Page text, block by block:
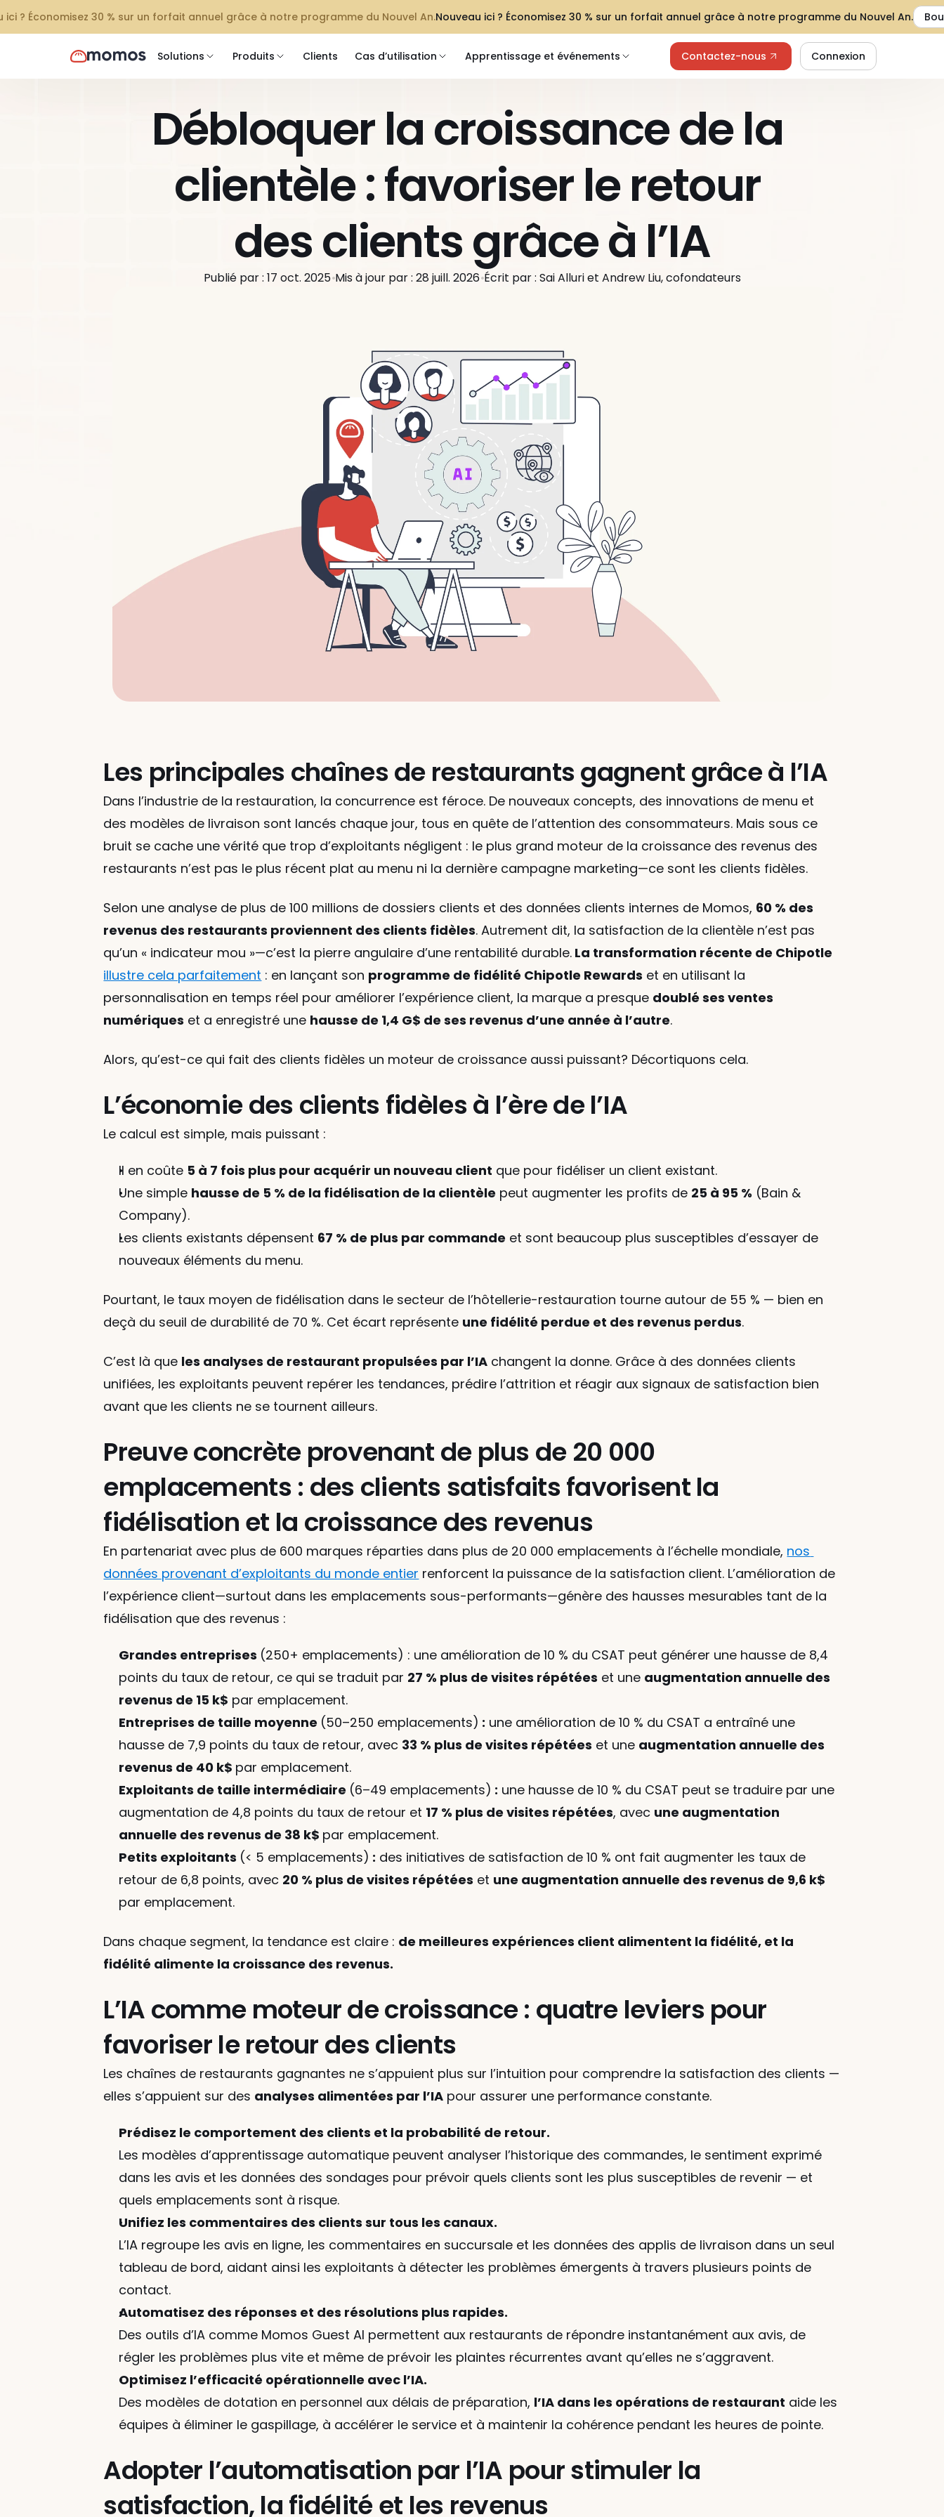
Débloquer la croissance de la
clientèle : favoriser le retour
des clients grâce à l’IA
Publié par : 17 oct. 2025 Mis à jour par : 28 juill. 2026 Écrit par : Sai Alluri et Andrew Liu, cofondateurs
Les principales chaînes de restaurants gagnent grâce à l’IA
Dans l’industrie de la restauration, la concurrence est féroce. De nouveaux concepts, des innovations de menu et
des modèles de livraison sont lancés chaque jour, tous en quête de l’attention des consommateurs. Mais sous ce
bruit se cache une vérité que trop d’exploitants négligent : le plus grand moteur de la croissance des revenus des
restaurants n’est pas le plus récent plat au menu ni la dernière campagne marketing—ce sont les clients fidèles.
Selon une analyse de plus de 100 millions de dossiers clients et des données clients internes de Momos, 60 % des
revenus des restaurants proviennent des clients fidèles. Autrement dit, la satisfaction de la clientèle n’est pas
qu’un « indicateur mou »—c’est la pierre angulaire d’une rentabilité durable. La transformation récente de Chipotle
illustre cela parfaitement : en lançant son programme de fidélité Chipotle Rewards et en utilisant la
personnalisation en temps réel pour améliorer l’expérience client, la marque a presque doublé ses ventes
numériques et a enregistré une hausse de 1,4 G$ de ses revenus d’une année à l’autre.
Alors, qu’est-ce qui fait des clients fidèles un moteur de croissance aussi puissant? Décortiquons cela.
L’économie des clients fidèles à l’ère de l’IA
Le calcul est simple, mais puissant :
Il en coûte 5 à 7 fois plus pour acquérir un nouveau client que pour fidéliser un client existant.
Une simple hausse de 5 % de la fidélisation de la clientèle peut augmenter les profits de 25 à 95 % (Bain &
Company).
Les clients existants dépensent 67 % de plus par commande et sont beaucoup plus susceptibles d’essayer de
nouveaux éléments du menu.
Pourtant, le taux moyen de fidélisation dans le secteur de l’hôtellerie-restauration tourne autour de 55 % — bien en
deçà du seuil de durabilité de 70 %. Cet écart représente une fidélité perdue et des revenus perdus.
C’est là que les analyses de restaurant propulsées par l’IA changent la donne. Grâce à des données clients
unifiées, les exploitants peuvent repérer les tendances, prédire l’attrition et réagir aux signaux de satisfaction bien
avant que les clients ne se tournent ailleurs.
Preuve concrète provenant de plus de 20 000
emplacements : des clients satisfaits favorisent la
fidélisation et la croissance des revenus
En partenariat avec plus de 600 marques réparties dans plus de 20 000 emplacements à l’échelle mondiale, nos
données provenant d’exploitants du monde entier renforcent la puissance de la satisfaction client. L’amélioration de
l’expérience client—surtout dans les emplacements sous-performants—génère des hausses mesurables tant de la
fidélisation que des revenus :
Grandes entreprises (250+ emplacements) : une amélioration de 10 % du CSAT peut générer une hausse de 8,4
points du taux de retour, ce qui se traduit par 27 % plus de visites répétées et une augmentation annuelle des
revenus de 15 k$ par emplacement.
Entreprises de taille moyenne (50–250 emplacements) : une amélioration de 10 % du CSAT a entraîné une
hausse de 7,9 points du taux de retour, avec 33 % plus de visites répétées et une augmentation annuelle des
revenus de 40 k$ par emplacement.
Exploitants de taille intermédiaire (6–49 emplacements) : une hausse de 10 % du CSAT peut se traduire par une
augmentation de 4,8 points du taux de retour et 17 % plus de visites répétées, avec une augmentation
annuelle des revenus de 38 k$ par emplacement.
Petits exploitants (< 5 emplacements) : des initiatives de satisfaction de 10 % ont fait augmenter les taux de
retour de 6,8 points, avec 20 % plus de visites répétées et une augmentation annuelle des revenus de 9,6 k$
par emplacement.
Dans chaque segment, la tendance est claire : de meilleures expériences client alimentent la fidélité, et la
fidélité alimente la croissance des revenus.
L’IA comme moteur de croissance : quatre leviers pour
favoriser le retour des clients
Les chaînes de restaurants gagnantes ne s’appuient plus sur l’intuition pour comprendre la satisfaction des clients —
elles s’appuient sur des analyses alimentées par l’IA pour assurer une performance constante.
Prédisez le comportement des clients et la probabilité de retour.
Les modèles d’apprentissage automatique peuvent analyser l’historique des commandes, le sentiment exprimé
dans les avis et les données des sondages pour prévoir quels clients sont les plus susceptibles de revenir — et
quels emplacements sont à risque.
Unifiez les commentaires des clients sur tous les canaux.
L’IA regroupe les avis en ligne, les commentaires en succursale et les données des applis de livraison dans un seul
tableau de bord, aidant ainsi les exploitants à détecter les problèmes émergents à travers plusieurs points de
contact.
Automatisez des réponses et des résolutions plus rapides.
Des outils d’IA comme Momos Guest AI permettent aux restaurants de répondre instantanément aux avis, de
régler les problèmes plus vite et même de prévoir les plaintes récurrentes avant qu’elles ne s’aggravent.
Optimisez l’efficacité opérationnelle avec l’IA.
Des modèles de dotation en personnel aux délais de préparation, l’IA dans les opérations de restaurant aide les
équipes à éliminer le gaspillage, à accélérer le service et à maintenir la cohérence pendant les heures de pointe.
Adopter l’automatisation par l’IA pour stimuler la
satisfaction, la fidélité et les revenus
ici ? Économisez 30 % sur un forfait annuel grâce à notre programme du Nouvel An.Nouveau ici ? Économisez 30 % sur un forfait annuel grâce à notre programme du Nouvel An.
Solutions Produits Clients Cas d’utilisation Apprentissage et événements Contactez-nous Connexion